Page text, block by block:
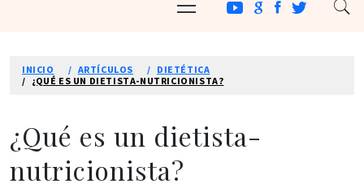
principal
INICIO ARTÍCULOS
DIETÉTICA
¿QUÉ ES UN DIETISTA-NUTRICIONISTA?
¿Qué es un dietista-
nutricionista?